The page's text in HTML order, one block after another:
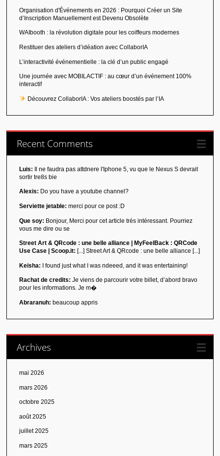
Organisation d'Événements en 2026 : Pourquoi Créer un Site
d’Inscription Manuellement est Devenu Obsolète
WAIbooth : la révolution digitale pour les coiffeurs modernes
Restituer des ateliers d’idéation avec CollaborIA
L’interactivité événementielle : la clé d’un public engagé
Une journée avec MOBILACTIF : au cœur d’un événement 100%
interactif
Découvrez CollaborIA : Vos ateliers boostés par l’IA
Recent Comments
Luis: Il ne faudra pas attdnere l'Iphone 5, vu que le Nexus S devrait
sortir tre8s bie
Alexis: Do you have a youtube channel?
Serviette jetable: merci pour ce post :D
Que soy: Bonjour, Merci pour cet article très intéressant. Pourriez
vous me dire ou se
Street Art & QRcode : une belle alliance | MyFeelBack : QRCode
Use Case | Scoop.it: [...] Street Art & QRcode : une belle alliance [...]
Keisha: I found just what I was ndeeed, and it was entertaining!
Rachat de credits: Je viens de parcourir votre billet, d’abord bravo
pour les informations. Je m�
Abraranuh: beaucoup appris
Archives
mai 2026
mars 2026
octobre 2025
août 2025
juillet 2025
mars 2025